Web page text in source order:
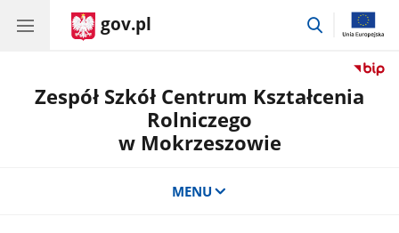
gov.pl
przejdź
Zespół Szkół Centrum Kształcenia
Rolniczego
w Mokrzeszowie
MENU